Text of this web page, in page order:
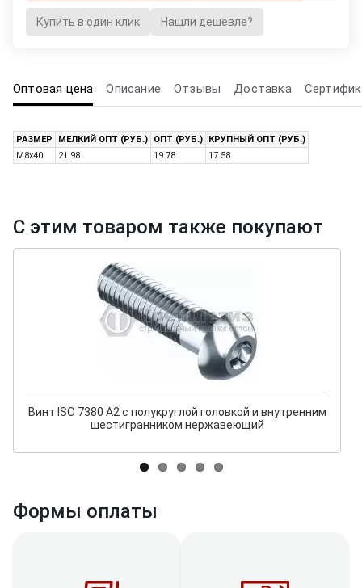
Купить в один клик Нашли дешевле?
Оптовая цена Описание Отзывы Доставка
РАЗМЕР МЕЛКИЙ ОПТ (РУБ.) ОПТ (РУБ.)
КРУПНЫЙ ОПТ (РУБ.)
M8x40
21.98 19.78 17.58
С этим товаром также покупают
Винт ISO 7380 A2 с полукруглой головкой и внутренним
шестигранником нержавеющий
Формы оплаты